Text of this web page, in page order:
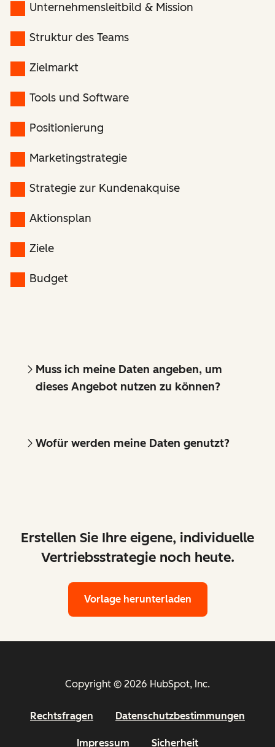
Unternehmensleitbild & Mission
Struktur des Teams
Zielmarkt
Tools und Software
Positionierung
Marketingstrategie
Strategie zur Kundenakquise
Aktionsplan
Ziele
Budget
Muss ich meine Daten angeben, um
dieses Angebot nutzen zu können?
Wofür werden meine Daten genutzt?
Erstellen Sie Ihre eigene, individuelle
Vertriebsstrategie noch heute.
Vorlage herunterladen
Copyright © 2026 HubSpot, Inc.
Rechtsfragen Datenschutzbestimmungen
Impressum Sicherheit